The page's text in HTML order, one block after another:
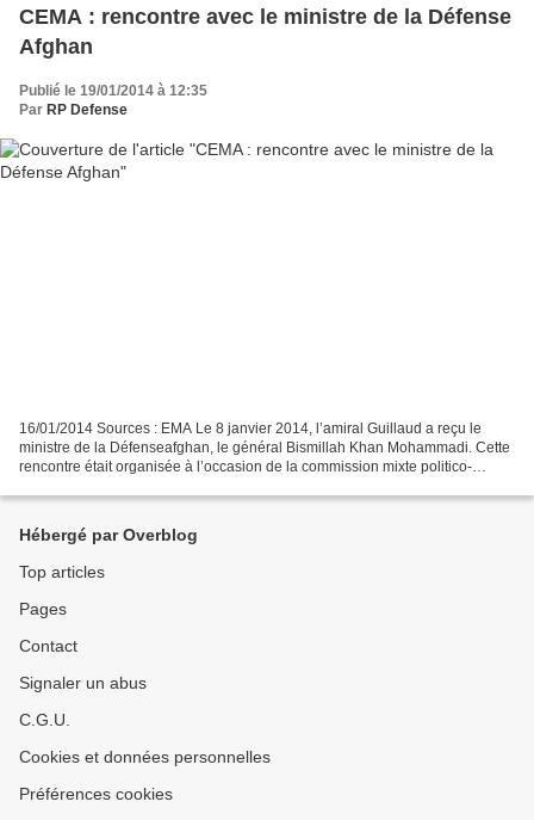
CEMA : rencontre avec le ministre de la Défense
Afghan
Publié le 19/01/2014 à 12:35
Par RP Defense
16/01/2014 Sources : EMA Le 8 janvier 2014, l’amiral Guillaud a reçu le
ministre de la Défenseafghan, le général Bismillah Khan Mohammadi. Cette
rencontre était organisée à l’occasion de la commission mixte politico-
Hébergé par Overblog
Top articles
Pages
Contact
Signaler un abus
C.G.U.
Cookies et données personnelles
Préférences cookies